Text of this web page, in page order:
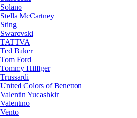
Solano
Stella McCartney
Sting
Swarovski
TATTVA
Ted Baker
Tom Ford
Tommy Hilfiger
Trussardi
United Colors of Benetton
Valentin Yudashkin
Valentino
Vento